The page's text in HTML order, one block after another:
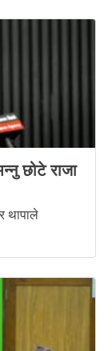
छोटे राजा
थापाले